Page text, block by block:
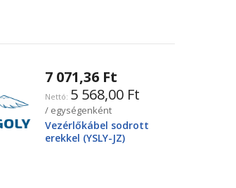
7 071,36 Ft
5 568,00 Ft
/ egységenként
Vezérlőkábel sodrott
erekkel (YSLY-JZ)